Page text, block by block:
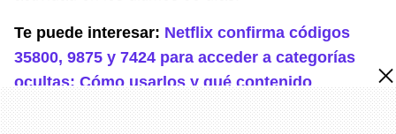
Te puede interesar: Netflix confirma códigos
35800, 9875 y 7424 para acceder a categorías
ocultas: Cómo usarlos y qué contenido
específico puedes desbloquear en segundos